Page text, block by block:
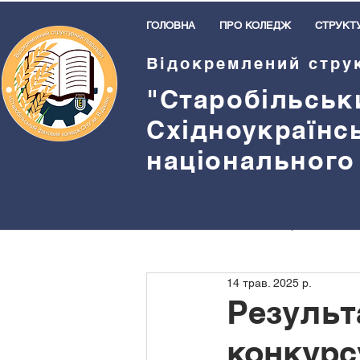
ГОЛОВНА ПРО КОЛЕДЖ
Бібліотека Спорт
Студентське самоврядування
14 трав. 2025 р.
Відокремлений